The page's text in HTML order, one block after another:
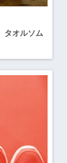
タオルソム